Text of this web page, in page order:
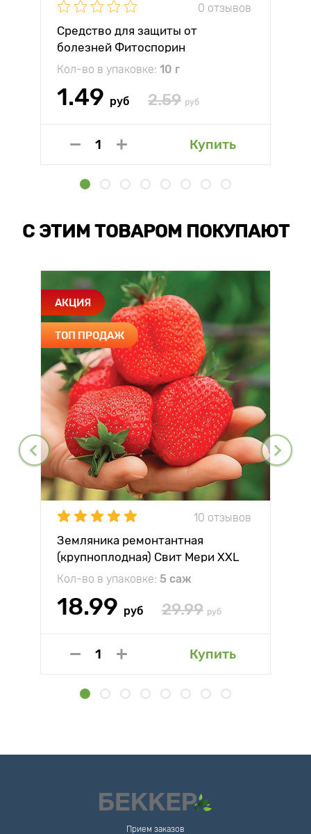
0 отзывов
Средство для защиты от
болезней Фитоспорин
Кол-во в упаковке: 10 г
1.49 руб 2.59 руб
Купить
С ЭТИМ ТОВАРОМ ПОКУПАЮТ
АКЦИЯ
ТОП ПРОДАЖ
10 отзывов
Земляника ремонтантная
(крупноплодная) Свит Мери XXL
Кол-во в упаковке: 5 саж
18.99 руб 29.99 руб
Купить
Прием заказов